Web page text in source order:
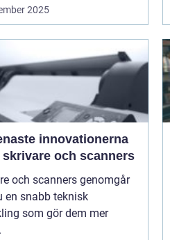
2025
innovationerna
och scanners
och scanners genomgår
en snabb teknisk
som gör dem mer